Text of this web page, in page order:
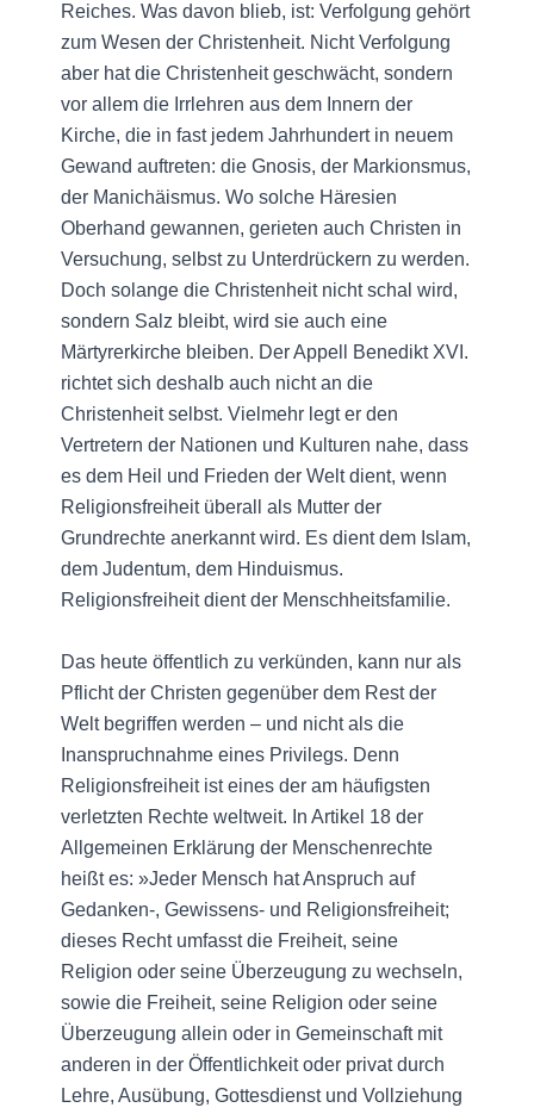
Reiches. Was davon blieb, ist: Verfolgung gehört
zum Wesen der Christenheit. Nicht Verfolgung
aber hat die Christenheit geschwächt, sondern
vor allem die Irrlehren aus dem Innern der
Kirche, die in fast jedem Jahrhundert in neuem
Gewand auftreten: die Gnosis, der Markionsmus,
der Manichäismus. Wo solche Häresien
Oberhand gewannen, gerieten auch Christen in
Versuchung, selbst zu Unterdrückern zu werden.
Doch solange die Christenheit nicht schal wird,
sondern Salz bleibt, wird sie auch eine
Märtyrerkirche bleiben. Der Appell Benedikt XVI.
richtet sich deshalb auch nicht an die
Christenheit selbst. Vielmehr legt er den
Vertretern der Nationen und Kulturen nahe, dass
es dem Heil und Frieden der Welt dient, wenn
Religionsfreiheit überall als Mutter der
Grundrechte anerkannt wird. Es dient dem Islam,
dem Judentum, dem Hinduismus.
Religionsfreiheit dient der Menschheitsfamilie.
Das heute öffentlich zu verkünden, kann nur als
Pflicht der Christen gegenüber dem Rest der
Welt begriffen werden – und nicht als die
Inanspruchnahme eines Privilegs. Denn
Religionsfreiheit ist eines der am häufigsten
verletzten Rechte weltweit. In Artikel 18 der
Allgemeinen Erklärung der Menschenrechte
heißt es: »Jeder Mensch hat Anspruch auf
Gedanken-, Gewissens- und Religionsfreiheit;
dieses Recht umfasst die Freiheit, seine
Religion oder seine Überzeugung zu wechseln,
sowie die Freiheit, seine Religion oder seine
Überzeugung allein oder in Gemeinschaft mit
anderen in der Öffentlichkeit oder privat durch
Lehre, Ausübung, Gottesdienst und Vollziehung